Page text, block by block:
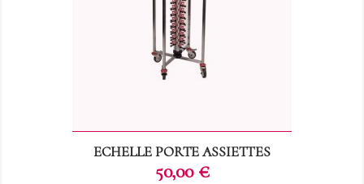
ECHELLE PORTE ASSIETTES
Prix
50,00 €